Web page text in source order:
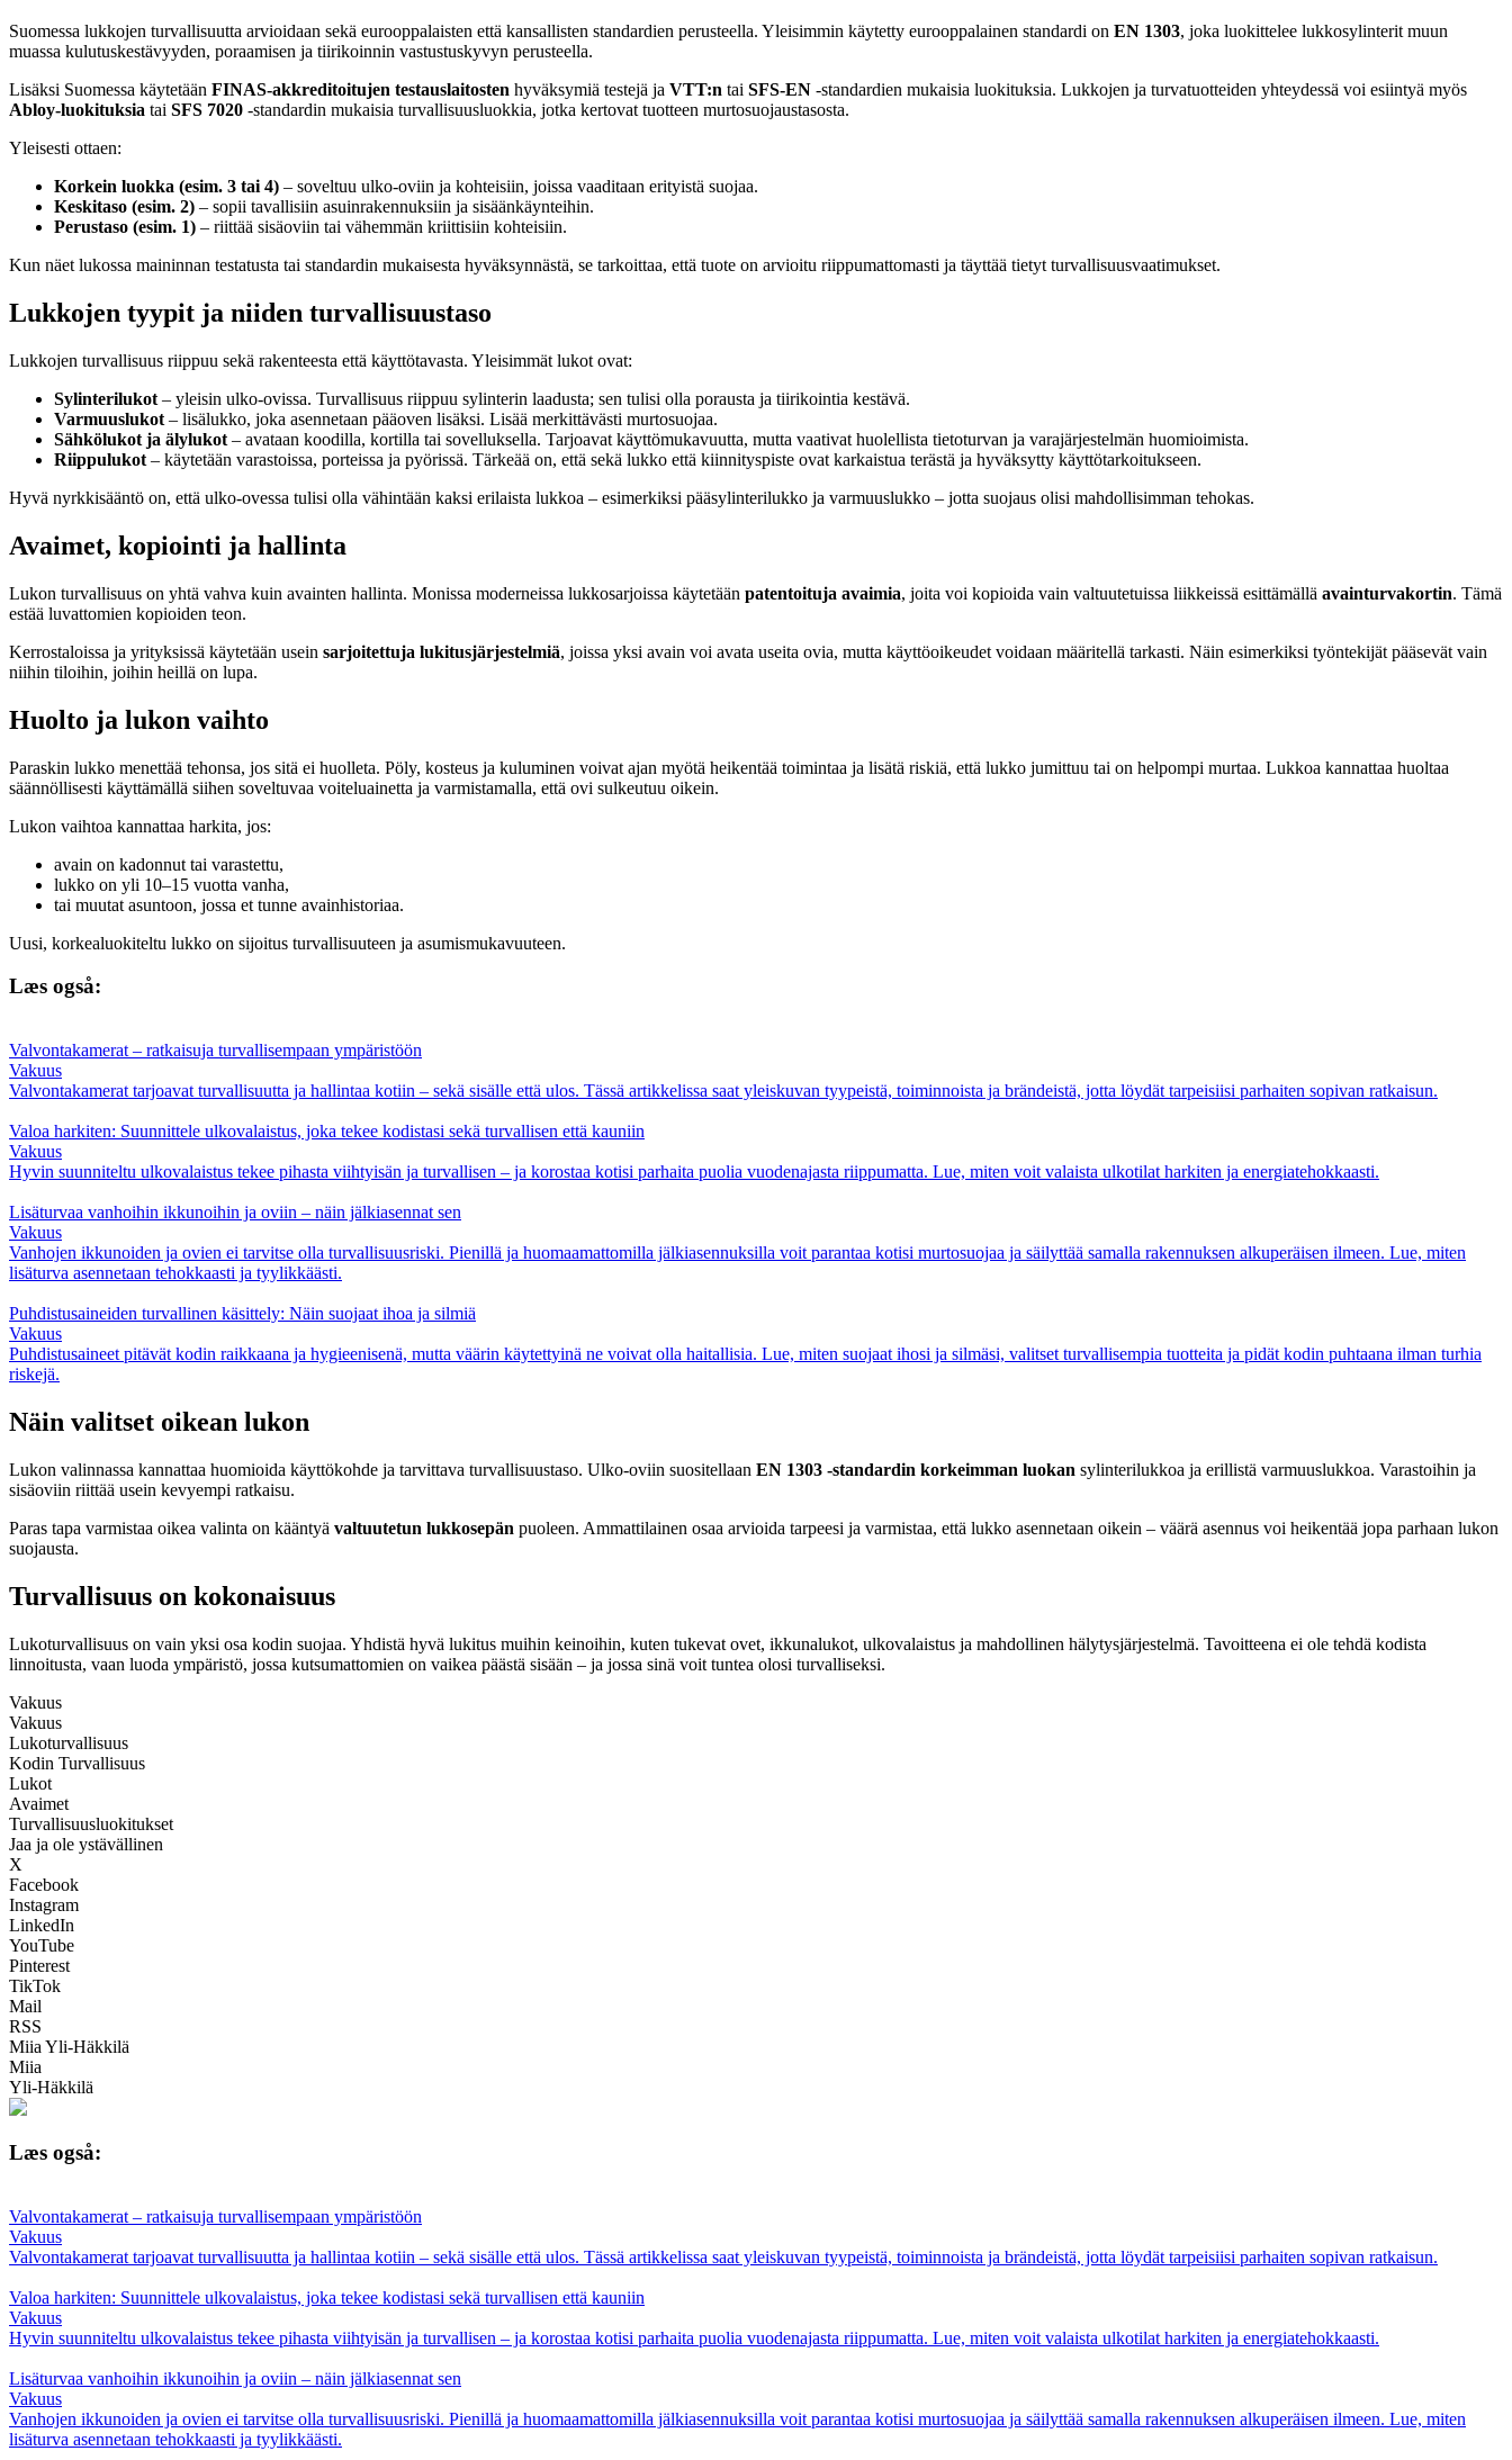
Suomessa lukkojen turvallisuutta arvioidaan sekä eurooppalaisten että kansallisten standardien perusteella. Yleisimmin käytetty eurooppalainen standardi on EN 1303, joka luokittelee lukkosylinterit muun
muassa kulutuskestävyyden, poraamisen ja tiirikoinnin vastustuskyvyn perusteella.
Lisäksi Suomessa käytetään FINAS-akkreditoitujen testauslaitosten hyväksymiä testejä ja VTT:n tai SFS-EN -standardien mukaisia luokituksia. Lukkojen ja turvatuotteiden yhteydessä voi esiintyä myös
Abloy-luokituksia tai SFS 7020 -standardin mukaisia turvallisuusluokkia, jotka kertovat tuotteen murtosuojaustasosta.
Yleisesti ottaen:
Korkein luokka (esim. 3 tai 4) – soveltuu ulko-oviin ja kohteisiin, joissa vaaditaan erityistä suojaa.
Keskitaso (esim. 2) – sopii tavallisiin asuinrakennuksiin ja sisäänkäynteihin.
Perustaso (esim. 1) – riittää sisäoviin tai vähemmän kriittisiin kohteisiin.
Kun näet lukossa maininnan testatusta tai standardin mukaisesta hyväksynnästä, se tarkoittaa, että tuote on arvioitu riippumattomasti ja täyttää tietyt turvallisuusvaatimukset.
Lukkojen tyypit ja niiden turvallisuustaso
Lukkojen turvallisuus riippuu sekä rakenteesta että käyttötavasta. Yleisimmät lukot ovat:
Sylinterilukot – yleisin ulko-ovissa. Turvallisuus riippuu sylinterin laadusta; sen tulisi olla porausta ja tiirikointia kestävä.
Varmuuslukot – lisälukko, joka asennetaan pääoven lisäksi. Lisää merkittävästi murtosuojaa.
Sähkölukot ja älylukot – avataan koodilla, kortilla tai sovelluksella. Tarjoavat käyttömukavuutta, mutta vaativat huolellista tietoturvan ja varajärjestelmän huomioimista.
Riippulukot – käytetään varastoissa, porteissa ja pyörissä. Tärkeää on, että sekä lukko että kiinnityspiste ovat karkaistua terästä ja hyväksytty käyttötarkoitukseen.
Hyvä nyrkkisääntö on, että ulko-ovessa tulisi olla vähintään kaksi erilaista lukkoa – esimerkiksi pääsylinterilukko ja varmuuslukko – jotta suojaus olisi mahdollisimman tehokas.
Avaimet, kopiointi ja hallinta
Lukon turvallisuus on yhtä vahva kuin avainten hallinta. Monissa moderneissa lukkosarjoissa käytetään patentoituja avaimia, joita voi kopioida vain valtuutetuissa liikkeissä esittämällä avainturvakortin. Tämä
estää luvattomien kopioiden teon.
Kerrostaloissa ja yrityksissä käytetään usein sarjoitettuja lukitusjärjestelmiä, joissa yksi avain voi avata useita ovia, mutta käyttöoikeudet voidaan määritellä tarkasti. Näin esimerkiksi työntekijät pääsevät vain
niihin tiloihin, joihin heillä on lupa.
Huolto ja lukon vaihto
Paraskin lukko menettää tehonsa, jos sitä ei huolleta. Pöly, kosteus ja kuluminen voivat ajan myötä heikentää toimintaa ja lisätä riskiä, että lukko jumittuu tai on helpompi murtaa. Lukkoa kannattaa huoltaa
säännöllisesti käyttämällä siihen soveltuvaa voiteluainetta ja varmistamalla, että ovi sulkeutuu oikein.
Lukon vaihtoa kannattaa harkita, jos:
avain on kadonnut tai varastettu,
lukko on yli 10–15 vuotta vanha,
tai muutat asuntoon, jossa et tunne avainhistoriaa.
Uusi, korkealuokiteltu lukko on sijoitus turvallisuuteen ja asumismukavuuteen.
Læs også:
Valvontakamerat – ratkaisuja turvallisempaan ympäristöön
Vakuus
Valvontakamerat tarjoavat turvallisuutta ja hallintaa kotiin – sekä sisälle että ulos. Tässä artikkelissa saat yleiskuvan tyypeistä, toiminnoista ja brändeistä, jotta löydät tarpeisiisi parhaiten sopivan ratkaisun.
Valoa harkiten: Suunnittele ulkovalaistus, joka tekee kodistasi sekä turvallisen että kauniin
Vakuus
Hyvin suunniteltu ulkovalaistus tekee pihasta viihtyisän ja turvallisen – ja korostaa kotisi parhaita puolia vuodenajasta riippumatta. Lue, miten voit valaista ulkotilat harkiten ja energiatehokkaasti.
Lisäturvaa vanhoihin ikkunoihin ja oviin – näin jälkiasennat sen
Vakuus
Vanhojen ikkunoiden ja ovien ei tarvitse olla turvallisuusriski. Pienillä ja huomaamattomilla jälkiasennuksilla voit parantaa kotisi murtosuojaa ja säilyttää samalla rakennuksen alkuperäisen ilmeen. Lue, miten
lisäturva asennetaan tehokkaasti ja tyylikkäästi.
Puhdistusaineiden turvallinen käsittely: Näin suojaat ihoa ja silmiä
Vakuus
Puhdistusaineet pitävät kodin raikkaana ja hygieenisenä, mutta väärin käytettyinä ne voivat olla haitallisia. Lue, miten suojaat ihosi ja silmäsi, valitset turvallisempia tuotteita ja pidät kodin puhtaana ilman turhia
riskejä.
Näin valitset oikean lukon
Lukon valinnassa kannattaa huomioida käyttökohde ja tarvittava turvallisuustaso. Ulko-oviin suositellaan EN 1303 -standardin korkeimman luokan sylinterilukkoa ja erillistä varmuuslukkoa. Varastoihin ja
sisäoviin riittää usein kevyempi ratkaisu.
Paras tapa varmistaa oikea valinta on kääntyä valtuutetun lukkosepän puoleen. Ammattilainen osaa arvioida tarpeesi ja varmistaa, että lukko asennetaan oikein – väärä asennus voi heikentää jopa parhaan lukon
suojausta.
Turvallisuus on kokonaisuus
Lukoturvallisuus on vain yksi osa kodin suojaa. Yhdistä hyvä lukitus muihin keinoihin, kuten tukevat ovet, ikkunalukot, ulkovalaistus ja mahdollinen hälytysjärjestelmä. Tavoitteena ei ole tehdä kodista
linnoitusta, vaan luoda ympäristö, jossa kutsumattomien on vaikea päästä sisään – ja jossa sinä voit tuntea olosi turvalliseksi.
Vakuus
Vakuus
Lukoturvallisuus
Kodin Turvallisuus
Lukot
Avaimet
Turvallisuusluokitukset
Jaa ja ole ystävällinen
X
Facebook
Instagram
LinkedIn
YouTube
Pinterest
TikTok
Mail
RSS
Miia Yli-Häkkilä
Miia
Yli-Häkkilä
Læs også:
Valvontakamerat – ratkaisuja turvallisempaan ympäristöön
Vakuus
Valvontakamerat tarjoavat turvallisuutta ja hallintaa kotiin – sekä sisälle että ulos. Tässä artikkelissa saat yleiskuvan tyypeistä, toiminnoista ja brändeistä, jotta löydät tarpeisiisi parhaiten sopivan ratkaisun.
Valoa harkiten: Suunnittele ulkovalaistus, joka tekee kodistasi sekä turvallisen että kauniin
Vakuus
Hyvin suunniteltu ulkovalaistus tekee pihasta viihtyisän ja turvallisen – ja korostaa kotisi parhaita puolia vuodenajasta riippumatta. Lue, miten voit valaista ulkotilat harkiten ja energiatehokkaasti.
Lisäturvaa vanhoihin ikkunoihin ja oviin – näin jälkiasennat sen
Vakuus
Vanhojen ikkunoiden ja ovien ei tarvitse olla turvallisuusriski. Pienillä ja huomaamattomilla jälkiasennuksilla voit parantaa kotisi murtosuojaa ja säilyttää samalla rakennuksen alkuperäisen ilmeen. Lue, miten
lisäturva asennetaan tehokkaasti ja tyylikkäästi.